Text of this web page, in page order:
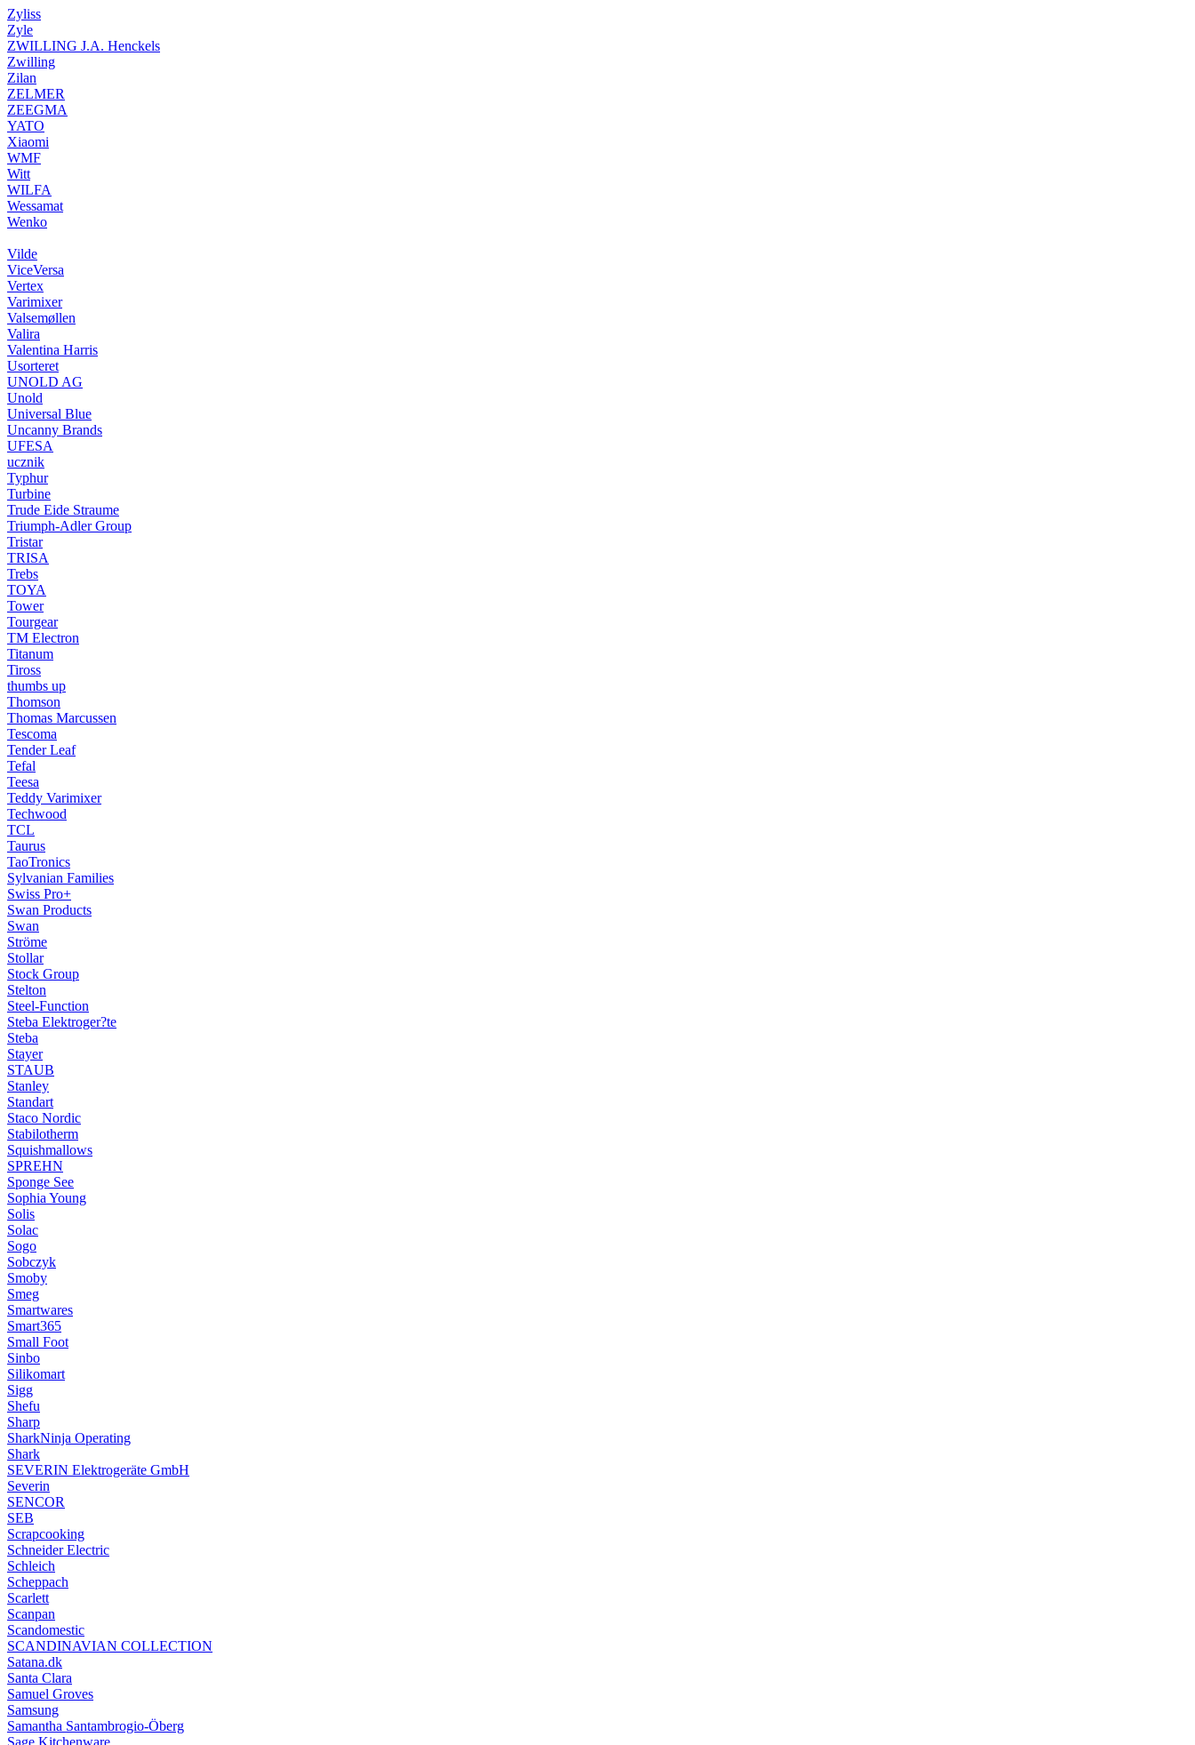
Zyliss
Zyle
ZWILLING J.A. Henckels
Zwilling
Zilan
ZELMER
ZEEGMA
YATO
Xiaomi
WMF
Witt
WILFA
Wessamat
Wenko
Vilde
ViceVersa
Vertex
Varimixer
Valsemøllen
Valira
Valentina Harris
Usorteret
UNOLD AG
Unold
Universal Blue
Uncanny Brands
UFESA
ucznik
Typhur
Turbine
Trude Eide Straume
Triumph-Adler Group
Tristar
TRISA
Trebs
TOYA
Tower
Tourgear
TM Electron
Titanum
Tiross
thumbs up
Thomson
Thomas Marcussen
Tescoma
Tender Leaf
Tefal
Teesa
Teddy Varimixer
Techwood
TCL
Taurus
TaoTronics
Sylvanian Families
Swiss Pro+
Swan Products
Swan
Ströme
Stollar
Stock Group
Stelton
Steel-Function
Steba Elektroger?te
Steba
Stayer
STAUB
Stanley
Standart
Staco Nordic
Stabilotherm
Squishmallows
SPREHN
Sponge See
Sophia Young
Solis
Solac
Sogo
Sobczyk
Smoby
Smeg
Smartwares
Smart365
Small Foot
Sinbo
Silikomart
Sigg
Shefu
Sharp
SharkNinja Operating
Shark
SEVERIN Elektrogeräte GmbH
Severin
SENCOR
SEB
Scrapcooking
Schneider Electric
Schleich
Scheppach
Scarlett
Scanpan
Scandomestic
SCANDINAVIAN COLLECTION
Satana.dk
Santa Clara
Samuel Groves
Samsung
Samantha Santambrogio-Öberg
Sage Kitchenware